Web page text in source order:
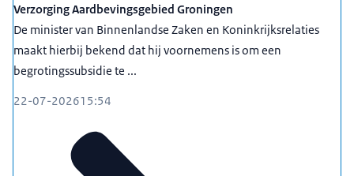
Verzorging Aardbevingsgebied Groningen
De minister van Binnenlandse Zaken en Koninkrijksrelaties
maakt hierbij bekend dat hij voornemens is om een
begrotingssubsidie te ...
22-07-202615:54